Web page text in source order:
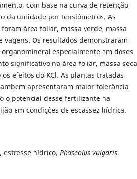
com base na curva de retenção
da umidade por tensiômetros. As
área foliar, massa verde, massa
vagens. Os resultados demonstraram
especialmente em doses
significativo na área foliar, massa seca
efeitos do KCl. As plantas tratadas
apresentaram maior tolerância
o potencial desse fertilizante na
em condições de escassez hídrica.
hídrico, Phaseolus vulgaris.